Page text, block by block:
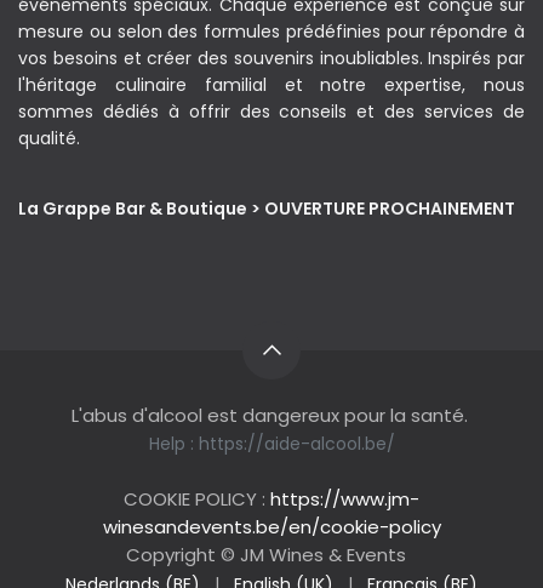
mesure ou selon des formules prédéfinies pour répondre à
vos besoins et créer des souvenirs inoubliables. Inspirés par
l'héritage culinaire familial et notre expertise, nous
sommes dédiés à offrir des conseils et des services de
qualité.
La Grappe Bar & Boutique > OUVERTURE PROCHAINEMENT
L'abus d'alcool est dangereux pour la santé.
Help : https://aide-alcool.be/
COOKIE POLICY : https://www.jm-
winesandevents.be/en/cookie-policy
Copyright © JM Wines & Events